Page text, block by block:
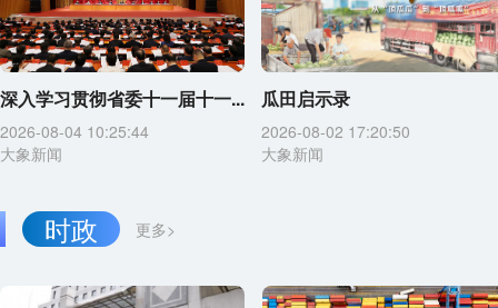
深入学习贯彻省委十一届十一...
2026-08-04 10:25:44
大象新闻
瓜田启示录
2026-08-02 17:20:50
大象新闻
更多>
时政